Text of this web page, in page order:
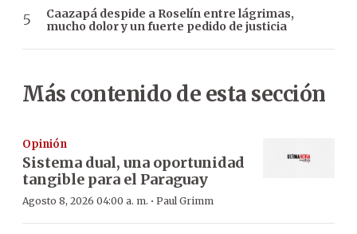
Caazapá despide a Roselín entre lágrimas,
mucho dolor y un fuerte pedido de justicia
Más contenido de esta sección
Opinión
Sistema dual, una oportunidad
tangible para el Paraguay
Agosto 8, 2026 04:00 a. m. · Paul Grimm